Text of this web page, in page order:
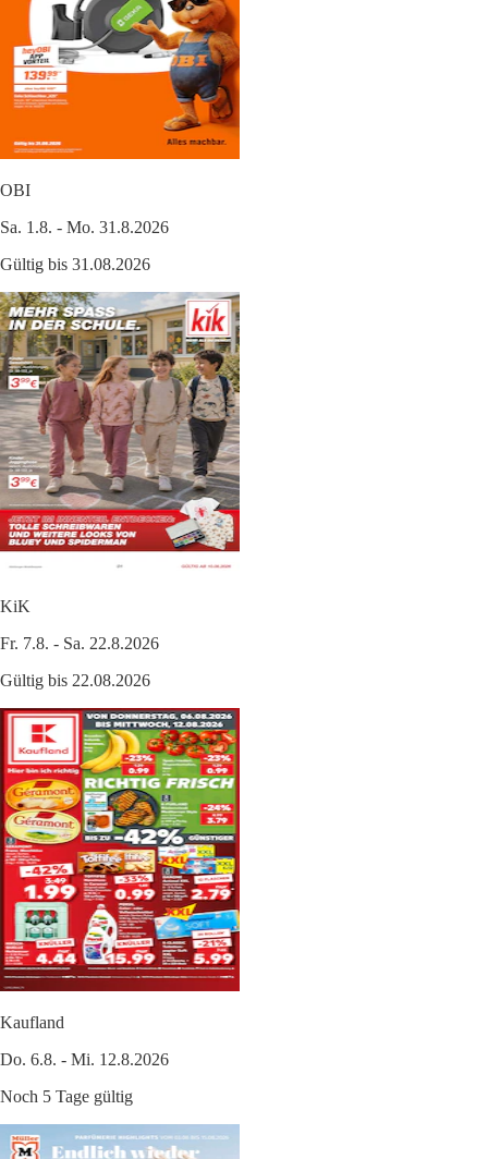
OBI
Sa. 1.8. - Mo. 31.8.2026
Gültig bis 31.08.2026
KiK
Fr. 7.8. - Sa. 22.8.2026
Gültig bis 22.08.2026
Kaufland
Do. 6.8. - Mi. 12.8.2026
Noch 5 Tage gültig